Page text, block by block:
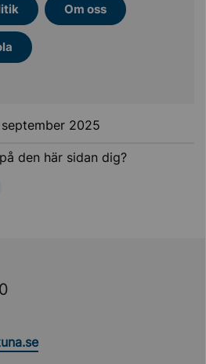
Om oss
2025
den här sidan dig?